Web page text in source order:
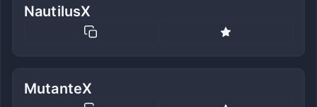
NautilusX
MutanteX